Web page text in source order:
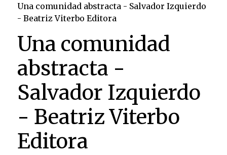
Una comunidad abstracta - Salvador Izquierdo
- Beatriz Viterbo Editora
Una comunidad
abstracta -
Salvador Izquierdo
- Beatriz Viterbo
Editora